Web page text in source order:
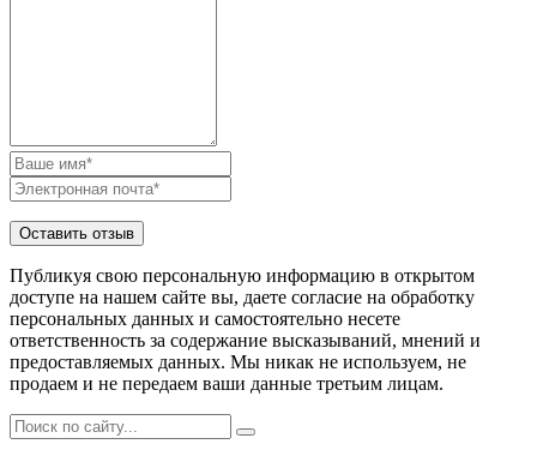
Публикуя свою персональную информацию в открытом
доступе на нашем сайте вы, даете согласие на обработку
персональных данных и самостоятельно несете
ответственность за содержание высказываний, мнений и
предоставляемых данных. Мы никак не используем, не
продаем и не передаем ваши данные третьим лицам.